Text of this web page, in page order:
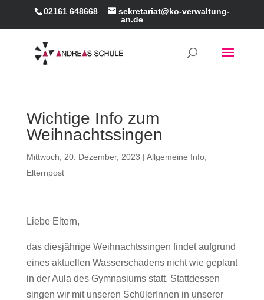
02161 648668
sekretariat@ko-verwaltung-
an.de
Wichtige Info zum
Weihnachtssingen
Mittwoch, 20. Dezember, 2023 | Allgemeine Info,
Elternpost
Liebe Eltern,
das diesjährige Weihnachtssingen findet aufgrund
eines aktuellen Wasserschadens nicht wie geplant
in der Aula des Gymnasiums statt. Stattdessen
singen wir mit unseren SchülerInnen in unserer